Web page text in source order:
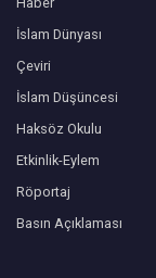
İslam Dünyası
Çeviri
İslam Düşüncesi
Haksöz Okulu
Etkinlik-Eylem
Röportaj
Basın Açıklaması